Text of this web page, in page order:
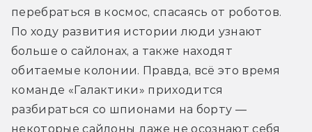
перебраться в космос, спасаясь от роботов.
По ходу развития истории люди узнают
больше о сайлонах, а также находят
обитаемые колонии. Правда, всё это время
команде «Галактики» приходится
разбираться со шпионами на борту —
некоторые сайлоны даже не осознают себя